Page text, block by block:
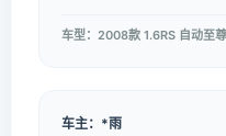
车型：2008款 1.6RS 自动至
车主：*雨